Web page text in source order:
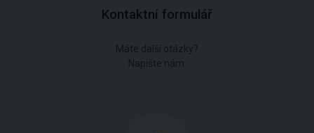
Kontaktní formulář